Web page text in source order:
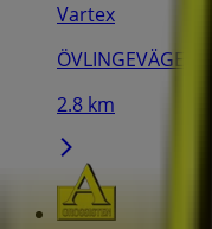
Vartex
ÖVLINGEVÄGEN
2.8 km